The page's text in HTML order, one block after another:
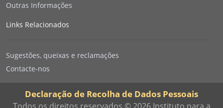
Outras Informações
Links Relacionados
Sugestões, queixas e reclamações
Contacte-nos
Declaração de Recolha de Dados Pessoais
Todos os direitos reservados © 2026 Instituto para a